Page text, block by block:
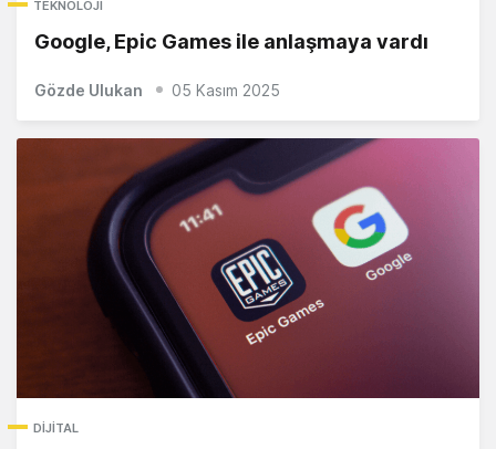
TEKNOLOJI
Google, Epic Games ile anlaşmaya vardı
Gözde Ulukan 05 Kasım 2025
DIJITAL